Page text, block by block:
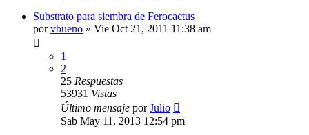
Substrato para siembra de Ferocactus
porvbueno » Vie Oct 21, 2011 11:38 am
1
2
25 Respuestas
53931 Vistas
Último mensaje porJulio
Sab May 11, 2013 12:54 pm